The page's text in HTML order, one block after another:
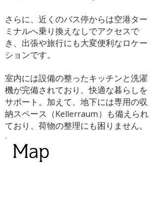
さらに、近くのバス停からは空港ター
ミナルへ乗り換えなしでアクセスで
き、出張や旅行にも大変便利なロケー
ションです。
室内には設備の整ったキッチンと洗濯
機が完備されており、快適な暮らしを
サポート。加えて、地下には専用の収
納スペース（Kellerraum）も備えられ
ており、荷物の整理にも困りません。